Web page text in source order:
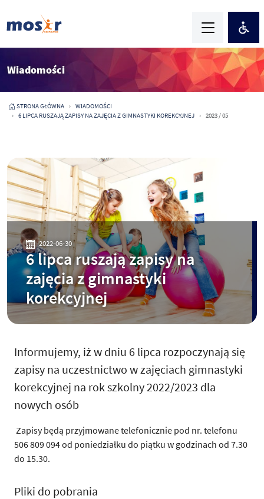
Wiadomości
STRONA GŁÓWNA
WIADOMOŚCI
6 LIPCA RUSZAJĄ ZAPISY NA ZAJĘCIA Z GIMNASTYKI KOREKCYJNEJ
2023 / 05
2022-06-30
6 lipca ruszają zapisy na
zajęcia z gimnastyki
korekcyjnej
Informujemy, iż w dniu 6 lipca rozpoczynają się
zapisy na uczestnictwo w zajęciach gimnastyki
korekcyjnej na rok szkolny 2022/2023 dla
nowych osób
Zapisy będą przyjmowane telefonicznie pod nr. telefonu
506 809 094 od poniedziałku do piątku w godzinach od 7.30
do 15.30.
Pliki do pobrania